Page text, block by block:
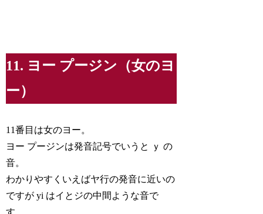
11. ヨー プージン（女のヨ
ー）
11番目は女のヨー。
ヨー プージンは発音記号でいうと ｙ の
音。
わかりやすくいえばヤ行の発音に近いの
ですが yi はイとジの中間ような音で
す。